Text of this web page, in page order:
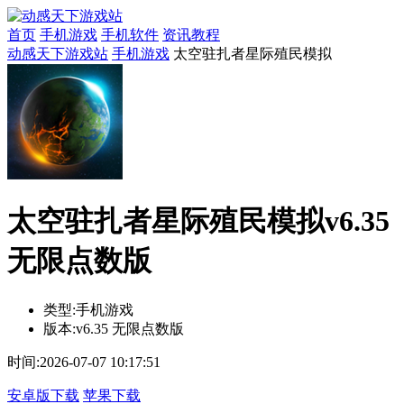
首页 手机游戏 手机软件 资讯教程
动感天下游戏站 手机游戏 太空驻扎者星际殖民模拟
太空驻扎者星际殖民模拟v6.35
无限点数版
类型:手机游戏
版本:v6.35 无限点数版
时间:2026-07-07 10:17:51
安卓版下载 苹果下载